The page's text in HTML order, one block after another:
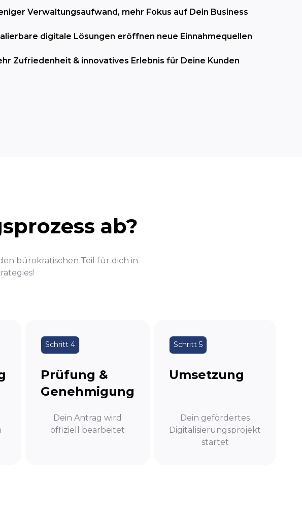
Verwaltungsaufwand, mehr Fokus auf Dein Business
digitale Lösungen eröffnen neue Einnahmequellen
Zufriedenheit & innovatives Erlebnis für Deine Kunden
ab?
bürokratischen Teil für dich in
Schritt 4
Prüfung &
Genehmigung
Dein Antrag wird
offiziell bearbeitet
Schritt 5
Umsetzung
Dein gefördertes
Digitalisierungsprojekt
startet